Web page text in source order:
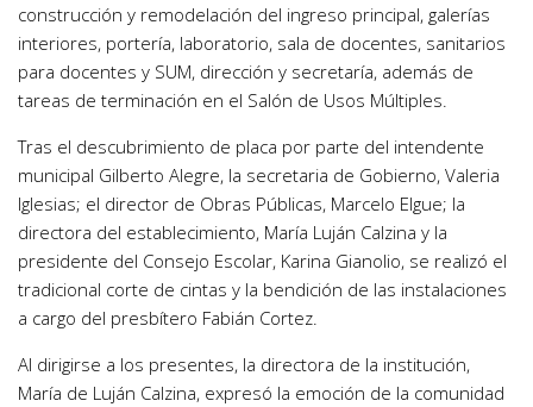
construcción y remodelación del ingreso principal, galerías
interiores, portería, laboratorio, sala de docentes, sanitarios
para docentes y SUM, dirección y secretaría, además de
tareas de terminación en el Salón de Usos Múltiples.
Tras el descubrimiento de placa por parte del intendente
municipal Gilberto Alegre, la secretaria de Gobierno, Valeria
Iglesias; el director de Obras Públicas, Marcelo Elgue; la
directora del establecimiento, María Luján Calzina y la
presidente del Consejo Escolar, Karina Gianolio, se realizó el
tradicional corte de cintas y la bendición de las instalaciones
a cargo del presbítero Fabián Cortez.
Al dirigirse a los presentes, la directora de la institución,
María de Luján Calzina, expresó la emoción de la comunidad